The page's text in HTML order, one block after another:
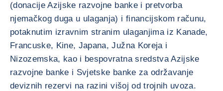
(donacije Azijske razvojne banke i pretvorba
njemačkog duga u ulaganja) i financijskom računu,
potaknutim izravnim stranim ulaganjima iz Kanade,
Francuske, Kine, Japana, Južna Koreja i
Nizozemska, kao i bespovratna sredstva Azijske
razvojne banke i Svjetske banke za održavanje
deviznih rezervi na razini višoj od trojnih uvoza.